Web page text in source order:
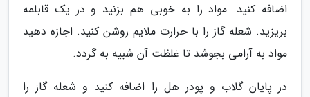
اضافه کنید. مواد را به خوبی هم بزنید و در یک قابلمه
بریزید. شعله گاز را با حرارت ملایم روشن کنید. اجازه دهید
مواد به آرامی بجوشد تا غلظت آن شبیه به گردد.
در پایان گلاب و پودر هل را اضافه کنید و شعله گاز را